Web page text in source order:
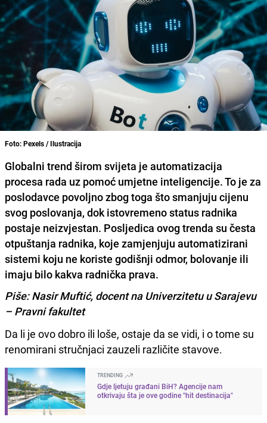
Foto: Pexels / Ilustracija
Globalni trend širom svijeta je automatizacija
procesa rada uz pomoć umjetne inteligencije. To je za
poslodavce povoljno zbog toga što smanjuju cijenu
svog poslovanja, dok istovremeno status radnika
postaje neizvjestan. Posljedica ovog trenda su česta
otpuštanja radnika, koje zamjenjuju automatizirani
sistemi koju ne koriste godišnji odmor, bolovanje ili
imaju bilo kakva radnička prava.
Piše: Nasir Muftić, docent na Univerzitetu u Sarajevu
– Pravni fakultet
Da li je ovo dobro ili loše, ostaje da se vidi, i o tome su
renomirani stručnjaci zauzeli različite stavove.
TRENDING
Gdje ljetuju građani BiH? Agencije nam
otkrivaju šta je ove godine "hit destinacija"